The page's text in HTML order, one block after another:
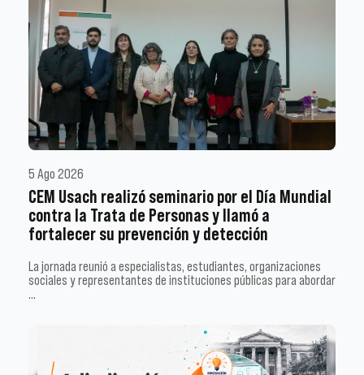
5 Ago 2026
CEM Usach realizó seminario por el Día Mundial
contra la Trata de Personas y llamó a
fortalecer su prevención y detección
La jornada reunió a especialistas, estudiantes, organizaciones
sociales y representantes de instituciones públicas para abordar
…